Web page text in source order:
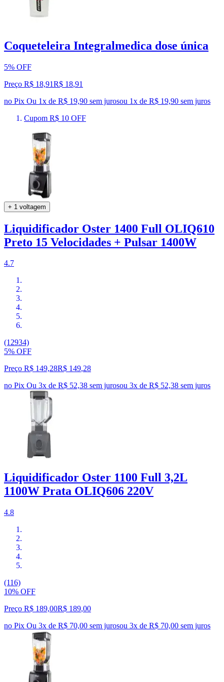
Coqueteleira Integralmedica dose única
5% OFF
Preço R$ 18,91R$ 18,91
no Pix Ou 1x de R$ 19,90 sem jurosou 1x de R$ 19,90 sem juros
Cupom R$ 10 OFF
+ 1 voltagem
Liquidificador Oster 1400 Full OLIQ610
Preto 15 Velocidades + Pulsar 1400W
4.7
(12934)
5% OFF
Preço R$ 149,28R$ 149,28
no Pix Ou 3x de R$ 52,38 sem jurosou 3x de R$ 52,38 sem juros
Liquidificador Oster 1100 Full 3,2L
1100W Prata OLIQ606 220V
4.8
(116)
10% OFF
Preço R$ 189,00R$ 189,00
no Pix Ou 3x de R$ 70,00 sem jurosou 3x de R$ 70,00 sem juros